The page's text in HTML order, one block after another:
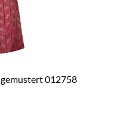
012758